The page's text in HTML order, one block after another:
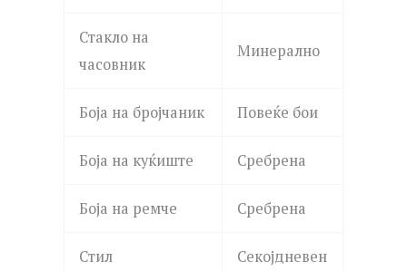
Стакло на
часовник
Минерално
Боја на бројчаник Повеќе бои
Боја на куќиште Сребрена
Боја на ремче Сребрена
Стил Секојдневен